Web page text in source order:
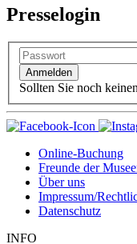
Presselogin
Sollten Sie noch
Online-Buchung
Freunde der
Über uns
Impressum/
Datenschutz
INFO